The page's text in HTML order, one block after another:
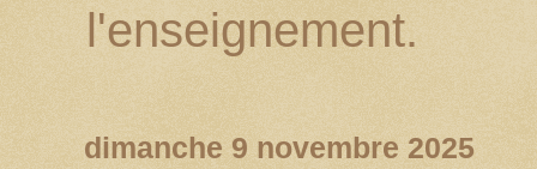
l'enseignement.
dimanche 9 novembre 2025